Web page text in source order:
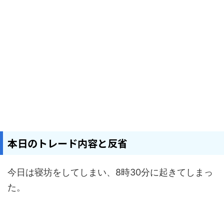
本日のトレード内容と反省
今日は寝坊をしてしまい、8時30分に起きてしまっ
た。